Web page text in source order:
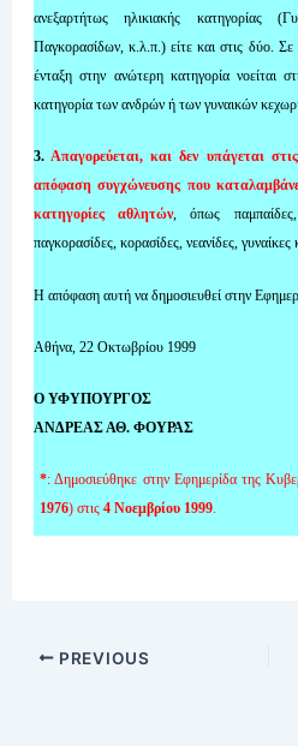
ανεξαρτήτως ηλικιακής κατηγορίας
Παγκορασίδων, κ.λ.π.) είτε και στις δύο.
ένταξη στην ανώτερη κατηγορία νοείται
κατηγορία των ανδρών ή των γυναικών
3.Απαγορεύεται, και δεν υπάγεται
απόφαση συγχώνευσης που
κατηγορίες αθλητών, όπως
παγκορασίδες, κορασίδες, νεανίδες, γυναίκες
Η απόφαση αυτή να δημοσιευθεί στην
Αθήνα, 22 Οκτωβρίου 1999
Ο ΥΦΥΠΟΥΡΓΟΣ
ΑΝΔΡΕΑΣ ΑΘ. ΦΟΥΡΑΣ
*: Δημοσιεύθηκε στην Εφημερίδα της
1976) στις4 Νοεμβρίου 1999.
PREVIOUS